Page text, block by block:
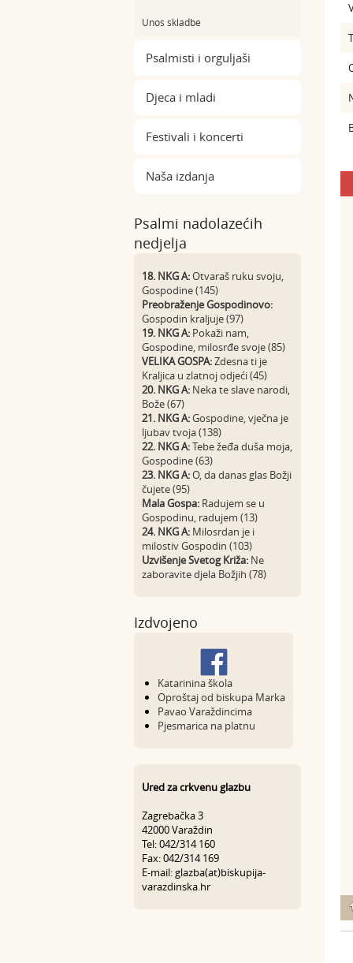
Unos skladbe
Psalmisti i orguljaši
Djeca i mladi
Festivali i koncerti
Naša izdanja
Psalmi nadolazećih
nedjelja
18. NKG A:Otvaraš ruku svoju,
Gospodine (145)
Preobraženje Gospodinovo:
Gospodin kraljuje (97)
19. NKG A: Pokaži nam,
Gospodine, milosrđe svoje (85)
VELIKA GOSPA:Zdesna ti je
Kraljica u zlatnoj odjeći (45)
20. NKG A: Neka te slave narodi,
Bože (67)
21. NKG A:Gospodine, vječna je
ljubav tvoja (138)
22. NKG A:Tebe žeđa duša moja,
Gospodine (63)
23. NKG A:O, da danas glas Božji
čujete (95)
Mala Gospa: Radujem se u
Gospodinu, radujem (13)
24. NKG A: Milosrdan je i
milostiv Gospodin (103)
Uzvišenje Svetog Križa: Ne
zaboravite djela Božjih (78)
Izdvojeno
Katarinina škola
Oproštaj od biskupa Marka
Pavao Varaždincima
Pjesmarica na platnu
Ured za crkvenu glazbu
Zagrebačka 3
42000 Varaždin
Tel: 042/314 160
Fax: 042/314 169
E-mail: glazba(at)biskupija-
varazdinska.hr